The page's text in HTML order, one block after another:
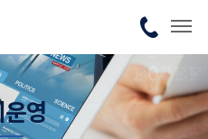
영